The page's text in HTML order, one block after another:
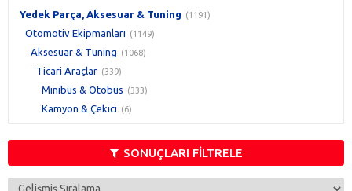
Yedek Parça, Aksesuar & Tuning (1191)
Otomotiv Ekipmanları (1149)
Aksesuar & Tuning (1068)
Ticari Araçlar (339)
Minibüs & Otobüs (333)
Kamyon & Çekici (6)
SONUÇLARI FİLTRELE